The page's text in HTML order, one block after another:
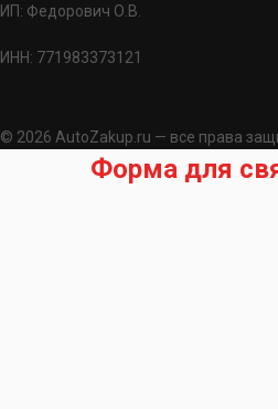
ИП: Федорович О.В.
ИНН: 771983373121
© 2026 AutoZakup.ru — все права
Форма для